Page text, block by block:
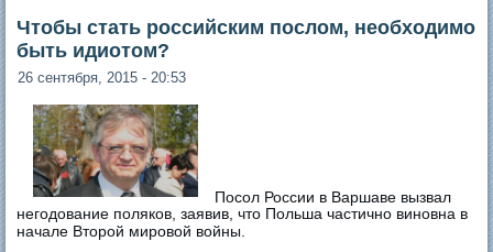
Чтобы стать российским послом, необходимо
быть идиотом?
26 сентября, 2015 - 20:53
Посол России в Варшаве вызвал
негодование поляков, заявив, что Польша частично виновна в
начале Второй мировой войны.